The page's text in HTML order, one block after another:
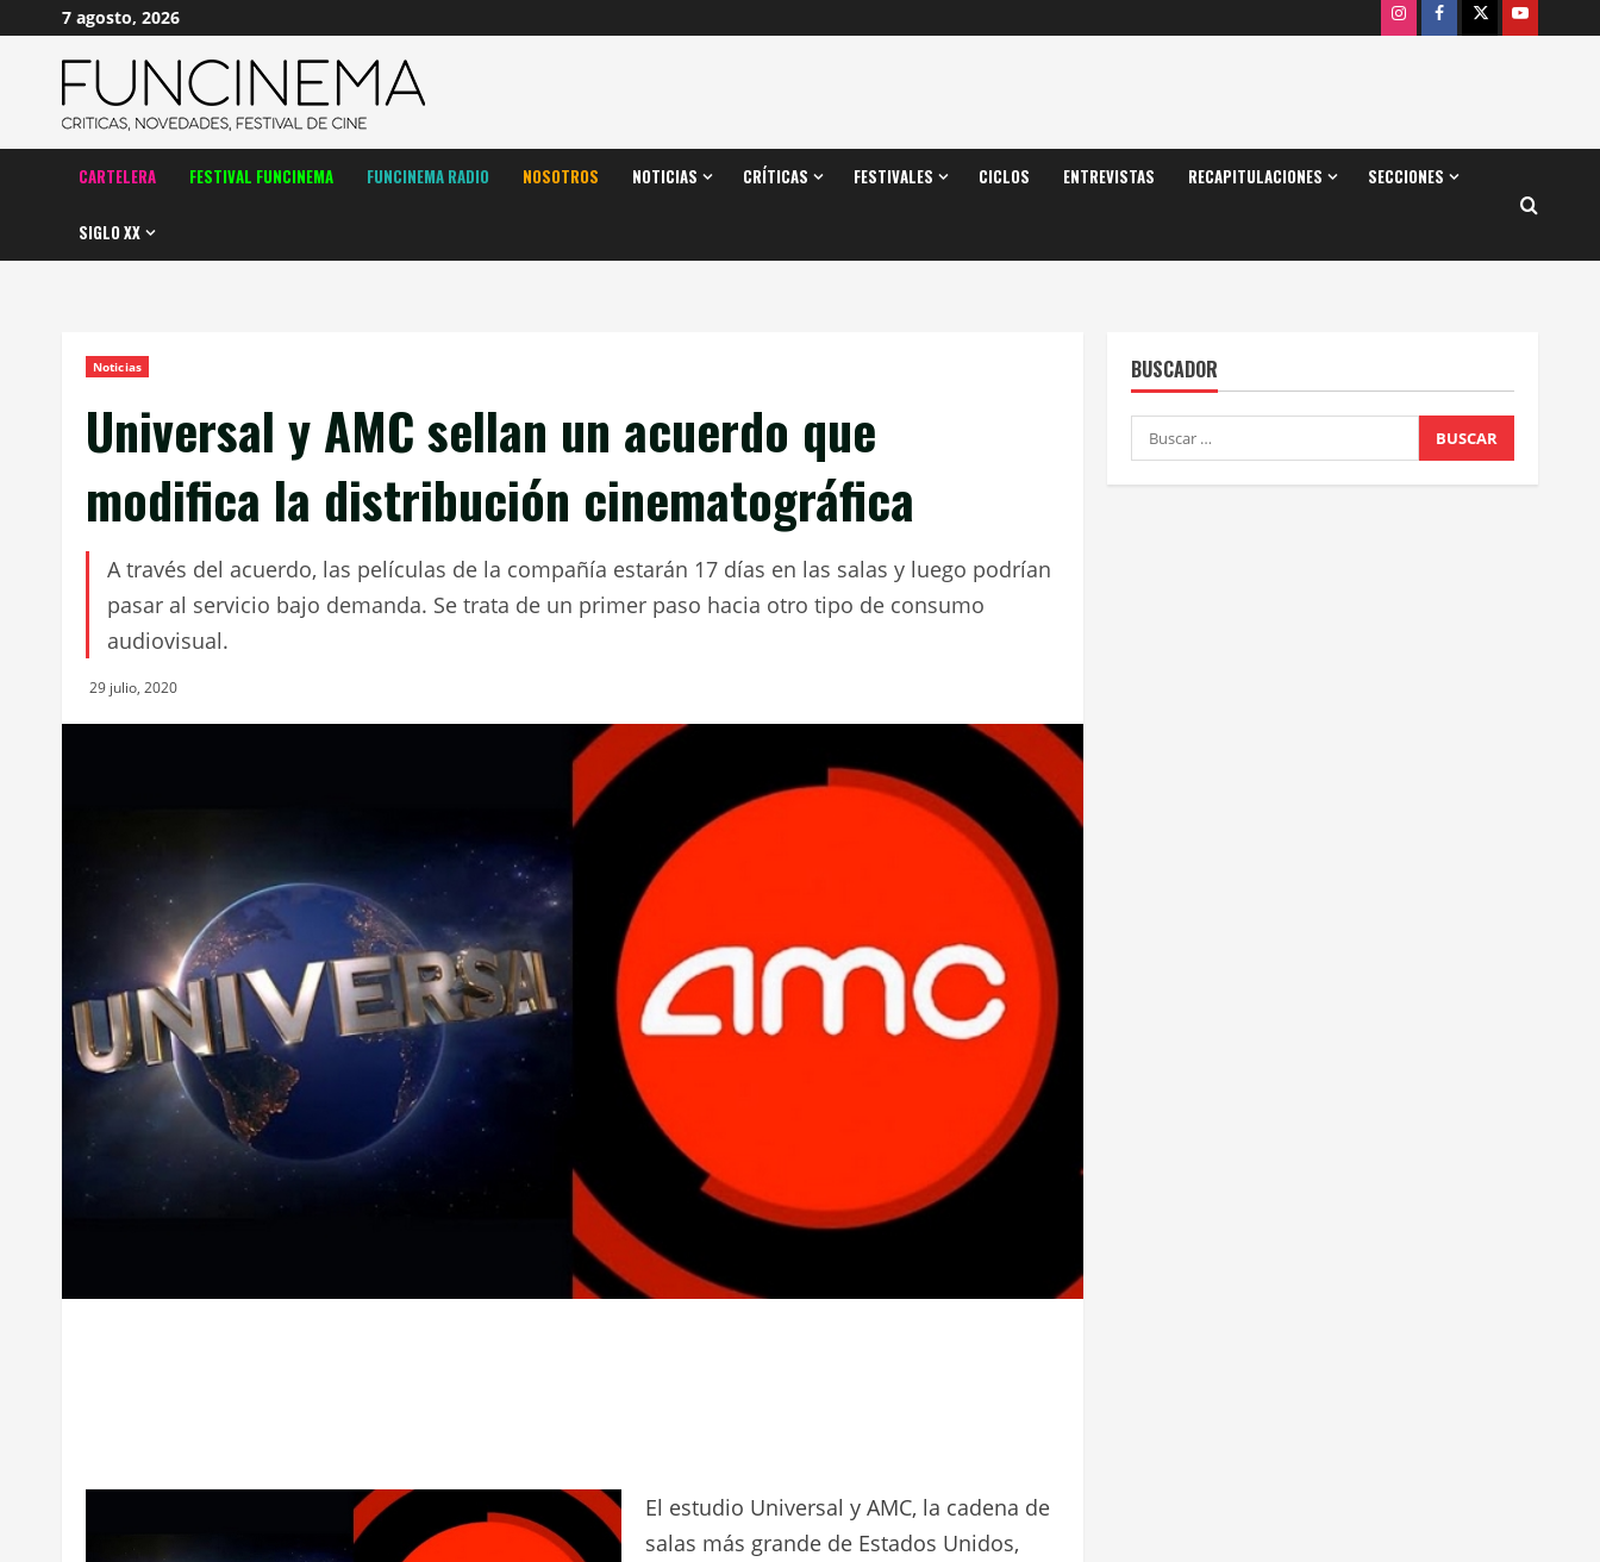
contenido
7 agosto, 2026 InstagramFacebook
X Youtube
CARTELERA FESTIVAL FUNCINEMA FUNCINEMA RADIO NOSOTROS NOTICIAS CRÍTICAS FESTIVALES CICLOS ENTREVISTAS RECAPITULACIONES SECCIONES
SIGLO XX
Noticias
Universal y AMC sellan un acuerdo que
modifica la distribución cinematográfica
A través del acuerdo, las películas de la compañía estarán 17 días en las salas y luego podrían
pasar al servicio bajo demanda. Se trata de un primer paso hacia otro tipo de consumo
audiovisual.
29 julio, 2020
El estudio Universal y AMC, la cadena de
salas más grande de Estados Unidos,
BUSCADOR
Buscar: